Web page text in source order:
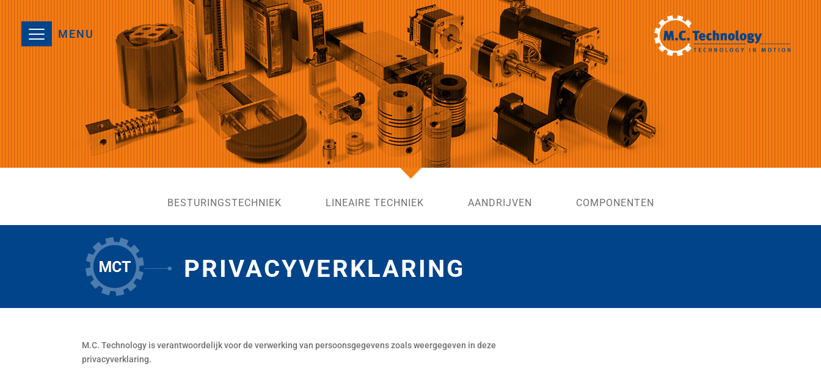
MENU
BESTURINGSTECHNIEK LINEAIRE TECHNIEK AANDRIJVEN COMPONENTEN
PRIVACYVERKLARING
M.C. Technology is verantwoordelijk voor de verwerking van persoonsgegevens zoals weergegeven in deze
privacyverklaring.